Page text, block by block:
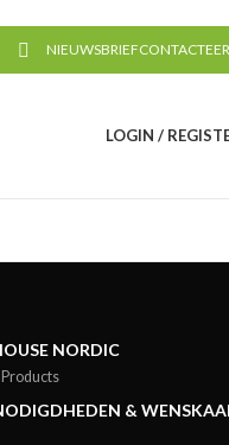
NIEUWSBRIEF
LOGIN /
NORDIC
Products
&